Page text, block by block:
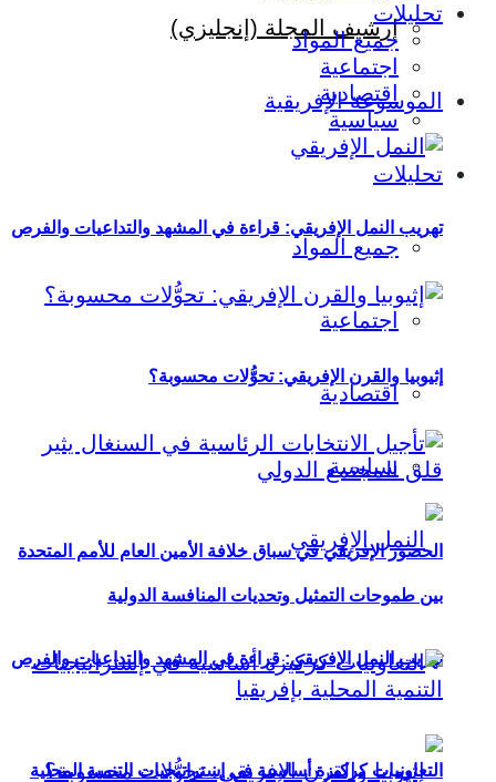
إرشيف المجلة (إنجليزي)
الموسوعة الإفريقية
تحليلات
جميع المواد
اجتماعية
اقتصادية
سياسية
تهريب النمل الإفريقي: قراءة في المشهد والتداعيات والفرص
تحليلات
جميع المواد
اجتماعية
اقتصادية
سياسية
تهريب النمل الإفريقي: قراءة في المشهد والتداعيات والفرص
إثيوبيا والقرن الإفريقي: تحوُّلات محسوبة؟
الحضور الإفريقي في سباق خلافة الأمين العام للأمم المتحدة
بين طموحات التمثيل وتحديات المنافسة الدولية
التعاونيات كركيزة أساسية في إستراتيجيات التنمية المحلية